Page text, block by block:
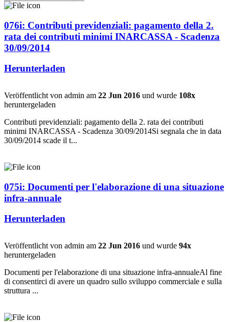
076i: Contributi previdenziali: pagamento della 2.
rata dei contributi minimi INARCASSA - Scadenza
30/09/2014
Herunterladen
Veröffentlicht von admin am 22 Jun 2016 und wurde 108x
heruntergeladen
Contributi previdenziali: pagamento della 2. rata dei contributi
minimi INARCASSA - Scadenza 30/09/2014Si segnala che in data
30/09/2014 scade il t...
075i: Documenti per l'elaborazione di una situazione
infra-annuale
Herunterladen
Veröffentlicht von admin am 22 Jun 2016 und wurde 94x
heruntergeladen
Documenti per l'elaborazione di una situazione infra-annualeAl fine
di consentirci di avere un quadro sullo sviluppo commerciale e sulla
struttura ...